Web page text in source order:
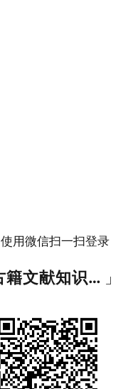
使用微信扫一扫登录
古籍文献知识图谱网 」